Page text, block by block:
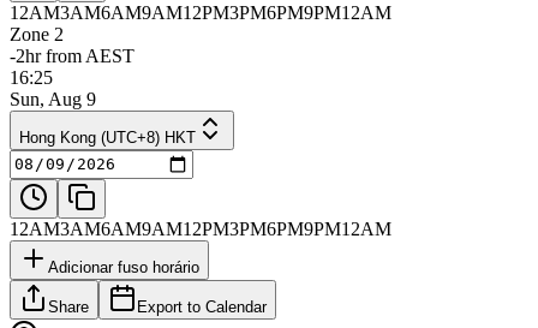
12AM3AM6AM9AM12PM3PM6PM9PM12AM
Zone 2
-2hr from AEST
16:25
Sun, Aug 9
Hong Kong (UTC+8) HKT
12AM3AM6AM9AM12PM3PM6PM9PM12AM
Adicionar fuso horário
Share Export to Calendar